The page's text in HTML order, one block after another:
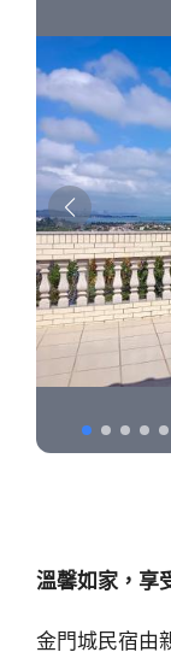
溫馨如家，享
金門城民宿由